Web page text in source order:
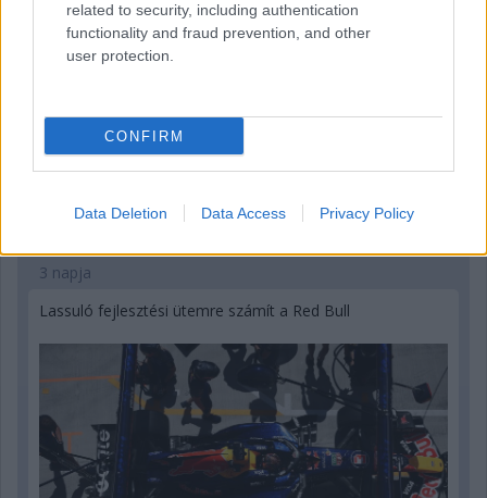
related to security, including authentication
functionality and fraud prevention, and other
user protection.
CONFIRM
Data Deletion Data Access Privacy Policy
3 napja
Lassuló fejlesztési ütemre számít a Red Bull